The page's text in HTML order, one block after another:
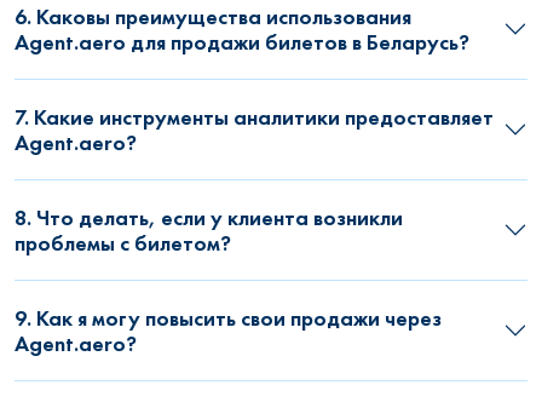
6. Каковы преимущества использования
Agent.aero для продажи билетов в Беларусь?
7. Какие инструменты аналитики предоставляет
Agent.aero?
8. Что делать, если у клиента возникли
проблемы с билетом?
9. Как я могу повысить свои продажи через
Agent.aero?